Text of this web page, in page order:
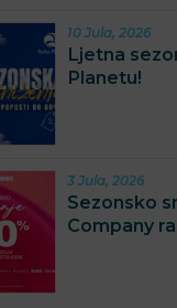
10 Jula, 2026
Ljetna
Planetu!
3 Jula, 2026
Sezonsko
Company